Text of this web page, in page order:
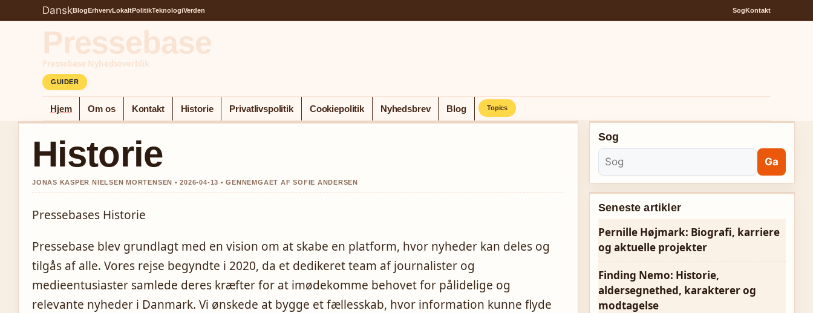
DanskBlogErhvervLokaltPolitikTeknologiVerden SogKontakt
Pressebase
Pressebase Nyhedsoverblik
GUIDER
Hjem Om os Kontakt Historie Privatlivspolitik Cookiepolitik Nyhedsbrev Blog Topics
Historie
JONAS KASPER NIELSEN MORTENSEN • 2026-04-13 • GENNEMGAET AF SOFIE ANDERSEN
Pressebases Historie
Pressebase blev grundlagt med en vision om at skabe en platform, hvor nyheder kan deles og
tilgås af alle. Vores rejse begyndte i 2020, da et dedikeret team af journalister og
medieentusiaster samlede deres kræfter for at imødekomme behovet for pålidelige og
relevante nyheder i Danmark. Vi ønskede at bygge et fællesskab, hvor information kunne flyde
Sog
Ga
Seneste artikler
Pernille Højmark: Biografi, karriere
og aktuelle projekter
Finding Nemo: Historie,
aldersegnethed, karakterer og
modtagelse